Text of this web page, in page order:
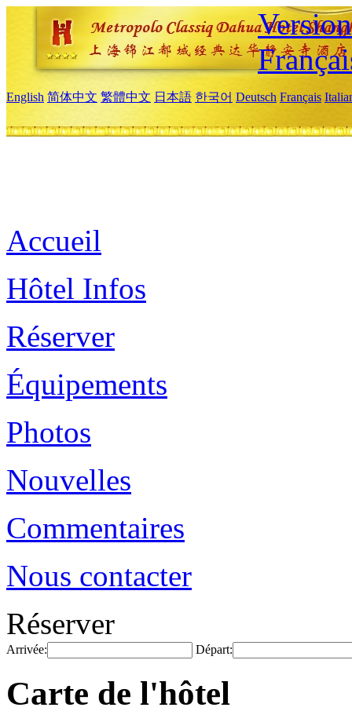
English 简体中文 繁體中文 日本語 한국어 Deutsch Français
Accueil
Hôtel Infos
Réserver
Équipements
Photos
Nouvelles
Commentaires
Nous contacter
Réserver
Arrivée: Départ:
Carte de l'hôtel